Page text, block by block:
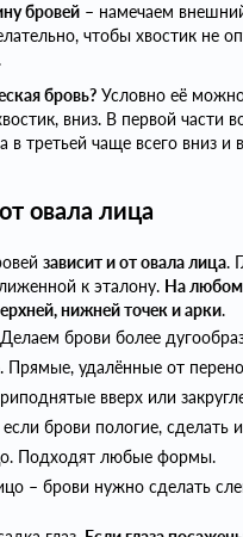
бровей – намечаем
чтобы хвостик не
бровь? Условно её
вниз. В первой части
в третьей чаще всего вниз и
овала лица
зависит и от овала лица.
к эталону. На любом
нижней точек и арки.
брови более
Прямые, удалённые от
вверх или
брови пологие, сделать
Подходят любые формы.
– брови нужно сделать